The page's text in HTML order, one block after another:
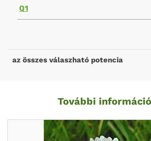
Q1
az összes válaszható potencia
További